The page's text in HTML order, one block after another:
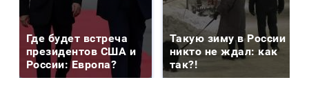
Где будет встреча
президентов США и
России: Европа?
Такую зиму в России
никто не ждал: как
так?!